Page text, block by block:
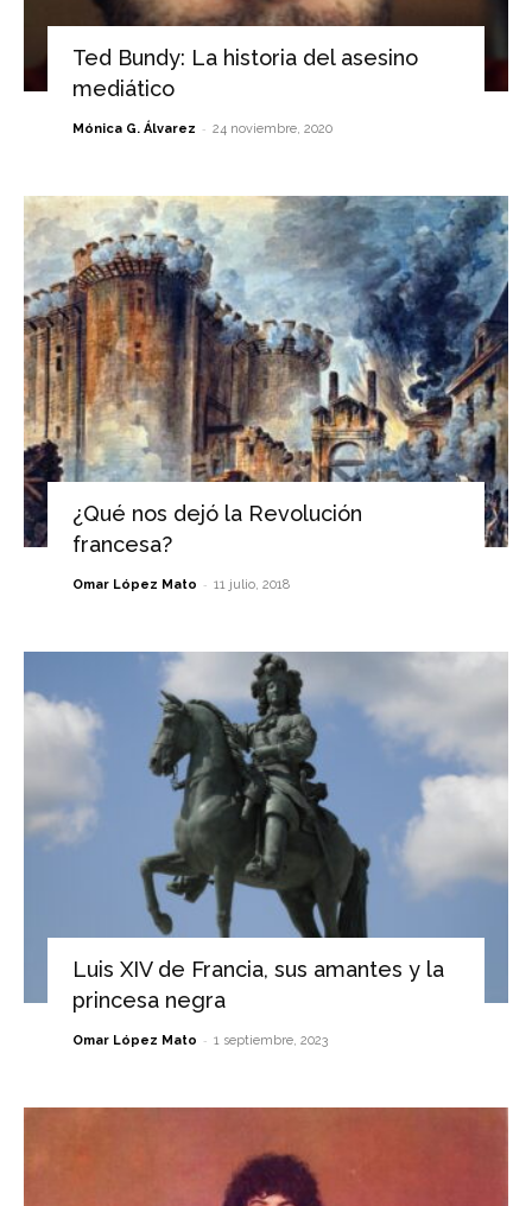
Ted Bundy: La historia del asesino
mediático
Mónica G. Álvarez - 24 noviembre, 2020
¿Qué nos dejó la Revolución
francesa?
Omar López Mato - 11 julio, 2018
Luis XIV de Francia, sus amantes y la
princesa negra
Omar López Mato - 1 septiembre, 2023